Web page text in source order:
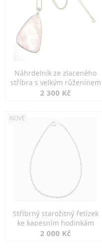
Náhrdelník ze zlaceného
stříbra s velkým růženínem
2 300 Kč
NOVÉ
Stříbrný starožitný řetízek
ke kapesním hodinkám
2 000 Kč